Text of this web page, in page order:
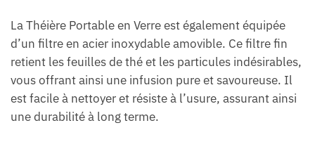
La Théière Portable en Verre est également équipée
d’un filtre en acier inoxydable amovible. Ce filtre fin
retient les feuilles de thé et les particules indésirables,
vous offrant ainsi une infusion pure et savoureuse. Il
est facile à nettoyer et résiste à l’usure, assurant ainsi
une durabilité à long terme.